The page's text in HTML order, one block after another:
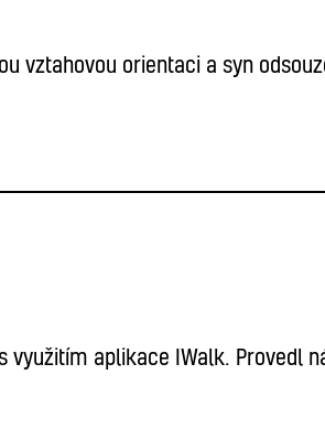
vztahovou orientaci a syn
aplikace IWalk. Provedl